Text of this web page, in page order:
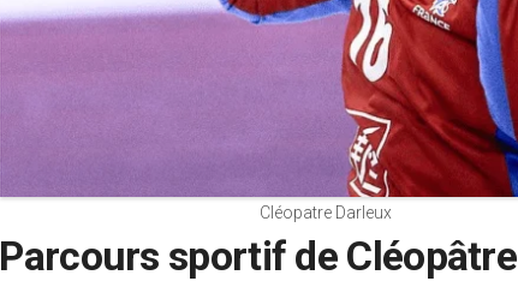
Cléopatre Darleux
Parcours sportif de Cléopâtre